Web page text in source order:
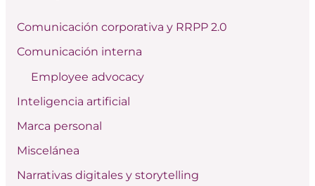
p
o
:
Comunicación corporativa y RRPP 2.0
Comunicación interna
Employee advocacy
Inteligencia artificial
Marca personal
Miscelánea
Narrativas digitales y storytelling